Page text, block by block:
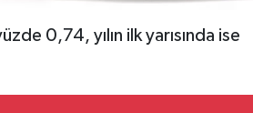
0,74, yılın ilk yarısında ise